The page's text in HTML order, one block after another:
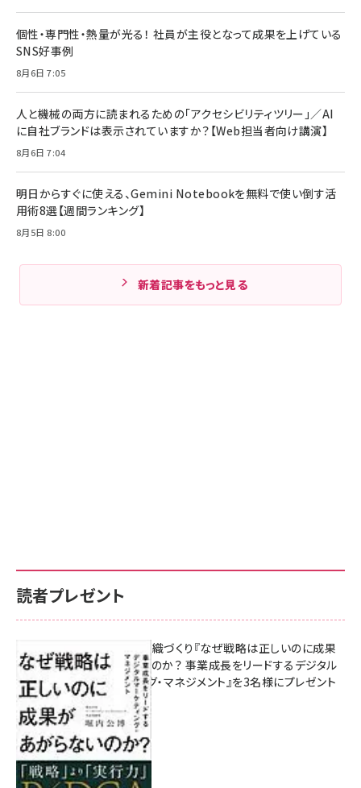
個性・専門性・熱量が光る！ 社員が主役となって成果を上げている
SNS好事例
8月6日 7:05
人と機械の両方に読まれるための「アクセシビリティツリー」／AI
に自社ブランドは表示されていますか？【Web担当者向け講演】
8月6日 7:04
明日からすぐに使える、Gemini Notebookを無料で使い倒す活
用術8選【週間ランキング】
8月5日 8:00
新着記事をもっと見る
読者プレゼント
成果を生む組織づくり『なぜ戦略は正しいのに成果
があがらないのか？ 事業成長をリードするデジタル
マーケティング・マネジメント』を3名様にプレゼント
10:00